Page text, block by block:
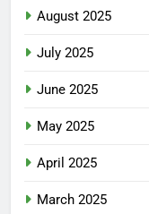
August 2025
July 2025
June 2025
May 2025
April 2025
March 2025